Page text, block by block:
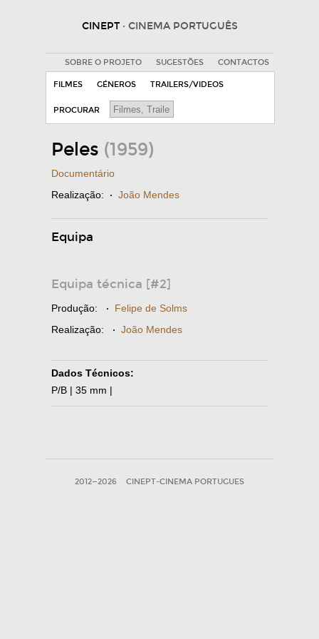
CINEPT · CINEMA PORTUGUÊS
SOBRE O PROJETO SUGESTÕES CONTACTOS
FILMES GÉNEROS TRAILERS/VIDEOS
PROCURAR
Peles (1959)
Documentário
Realização: · João Mendes
Equipa
Equipa técnica [#2]
Produção: · Felipe de Solms
Realização: · João Mendes
Dados Técnicos:
P/B | 35 mm |
2012—2026 CINEPT-CINEMA PORTUGUES